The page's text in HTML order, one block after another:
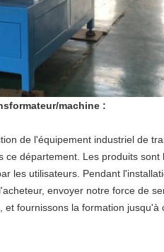
machine :
de l'équipement industriel de
département. Les produits sont
les utilisateurs. Pendant
envoyer notre force de
fournissons la formation jusqu'à